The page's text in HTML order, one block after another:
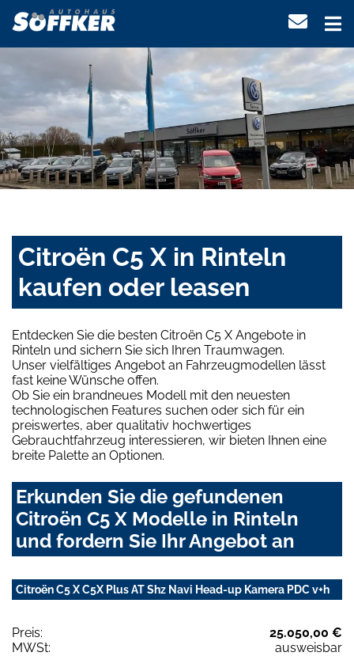
Citroën C5 X in Rinteln
kaufen oder leasen
Entdecken Sie die besten Citroën C5 X Angebote in
Rinteln und sichern Sie sich Ihren Traumwagen.
Unser vielfältiges Angebot an Fahrzeugmodellen lässt
fast keine Wünsche offen.
Ob Sie ein brandneues Modell mit den neuesten
technologischen Features suchen oder sich für ein
preiswertes, aber qualitativ hochwertiges
Gebrauchtfahrzeug interessieren, wir bieten Ihnen eine
breite Palette an Optionen.
Erkunden Sie die gefundenen
Citroën C5 X Modelle in Rinteln
und fordern Sie Ihr Angebot an
Citroën C5 X C5X Plus AT Shz Navi Head-up Kamera PDC v+h
Preis:
25.050,00 €
MWSt:
ausweisbar